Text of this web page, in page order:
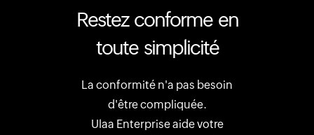
Restez conforme en
toute simplicité
La conformité n'a pas besoin
d'être compliquée.
Ulaa Enterprise aide votre